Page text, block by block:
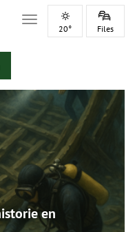
Toggle navigation
20° Files
en